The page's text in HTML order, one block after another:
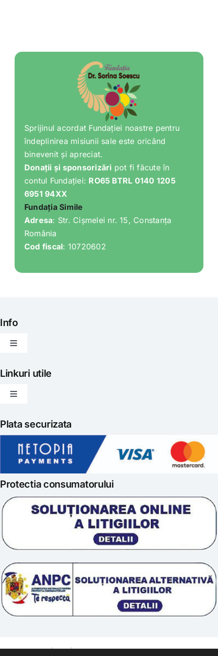
Clubul Iubim Fructele
Sprijinul acordat Fundației noastre pentru
îndeplinirea misiunii sale este oricând
binevenit și apreciat.
Donații și sponsorizări pot fi făcute în
contul Fundației: RO65 BTRL 0140 1205
6951 94XX
Fundația Simile
Adresa: Str. Cișmelei nr. 15, Constanța
România
Cod fiscal: 10720602
Info
Toggle
Articole
Gatit creativ
Iubim fructele
Scoala „Sanatate 5D”
Tratamente naturale
Linkuri utile
Toggle
Politica de livrare
Politica de retur
Prelucrarea datelor
Termeni si conditii
Politica cookie
Plata securizata
Protectia consumatorului
© 2011 – [year] Fundatia Simile. Toate drepturile